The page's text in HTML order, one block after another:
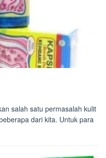
salah satu permasalah kulit
dari kita. Untuk para